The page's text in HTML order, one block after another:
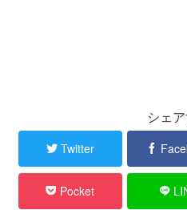
シェ
Twitter
Pocket